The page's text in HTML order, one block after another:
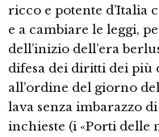
ricco e potente d’Italia
e a cambiare le leggi,
dell’inizio dell’era
difesa dei diritti dei più
all’ordine del giorno
lava senza imbarazzo
inchieste (i «Porti delle